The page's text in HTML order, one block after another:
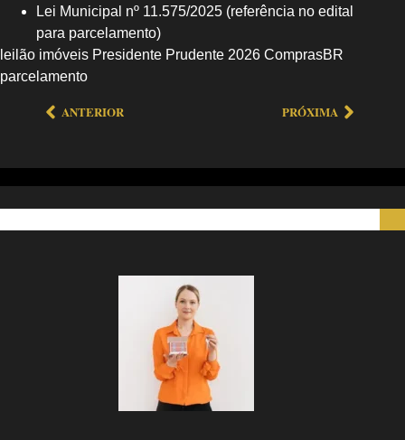
Lei Municipal nº 11.575/2025 (referência no edital
para parcelamento)
leilão imóveis Presidente Prudente 2026 ComprasBR
parcelamento
ANTERIOR PRÓXIMA